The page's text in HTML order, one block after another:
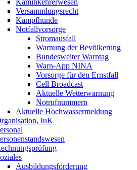
Kaminkehrerwesen
Versammlungsrecht
Kampfhunde
Notfallvorsorge
Stromausfall
Warnung der Bevölkerung
Bundesweiter Warntag
Warn-App NINA
Vorsorge für den Ernstfall
Cell Broadcast
Aktuelle Wetterwarnung
Notrufnummern
Aktuelle Hochwassermeldung
IuK
Ausbildungsförderung